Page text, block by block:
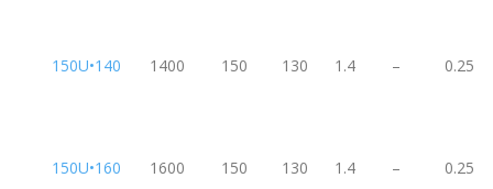
150U•140 1400 150 130 1.4 – 0.25
150U•160 1600 150 130 1.4 – 0.25